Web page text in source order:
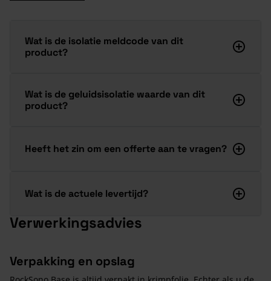
Wat is de isolatie meldcode van dit
product?
Wat is de geluidsisolatie waarde van dit
product?
Heeft het zin om een offerte aan te vragen?
Wat is de actuele levertijd?
Verwerkingsadvies
Verpakking en opslag